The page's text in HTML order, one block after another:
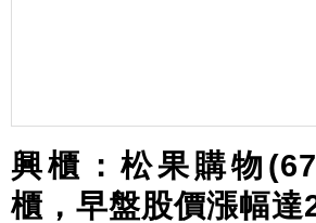
興櫃：松果購物
櫃，早盤股價漲幅達